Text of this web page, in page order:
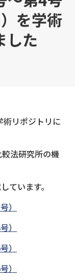
を学術
した
術リポジトリに
法研究所の機
ています。
）
）
）
）